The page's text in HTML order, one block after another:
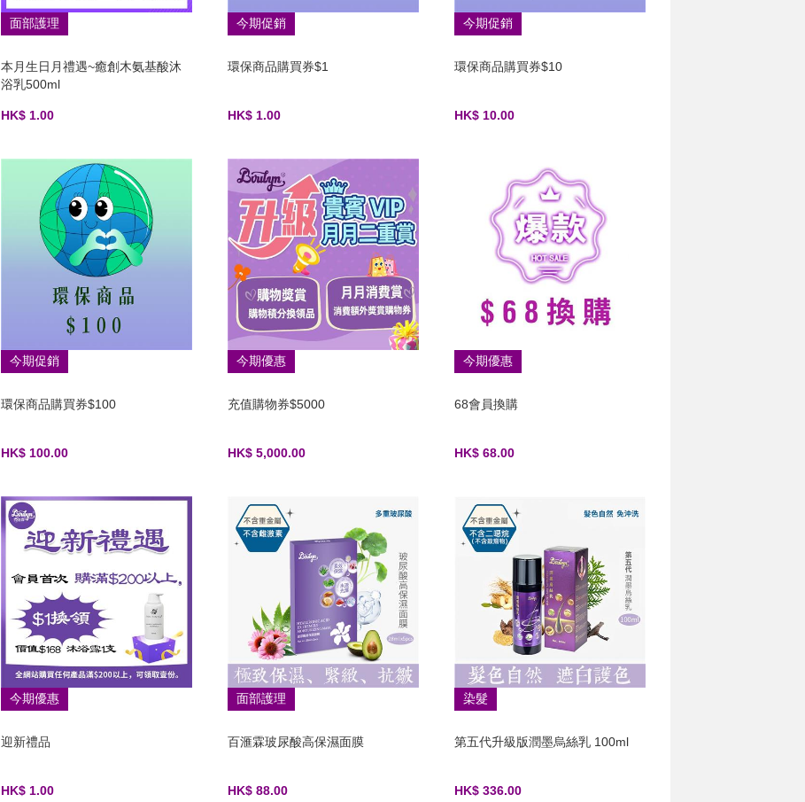
面部護理
本月生日月禮遇~癒創木氨基酸沐
浴乳500ml
HK$ 1.00
今期促銷
環保商品購買券$1
HK$ 1.00
今期促銷
環保商品購買券$10
HK$ 10.00
今期促銷
環保商品購買券$100
HK$ 100.00
今期優惠
充值購物券$5000
HK$ 5,000.00
今期優惠
68會員換購
HK$ 68.00
今期優惠
迎新禮品
HK$ 1.00
面部護理
百滙霖玻尿酸高保濕面膜
HK$ 88.00
染髮
第五代升級版潤墨烏絲乳 100ml
HK$ 336.00